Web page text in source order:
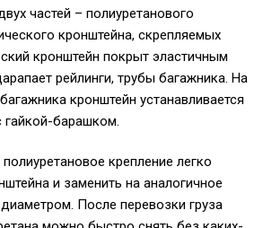
частей – полиуретанового
кронштейна, скрепляемых
кронштейн покрыт эластичным
рейлинги, трубы багажника. На
кронштейн устанавливается
барашком.
крепление легко
и заменить на аналогичное
После перевозки груза